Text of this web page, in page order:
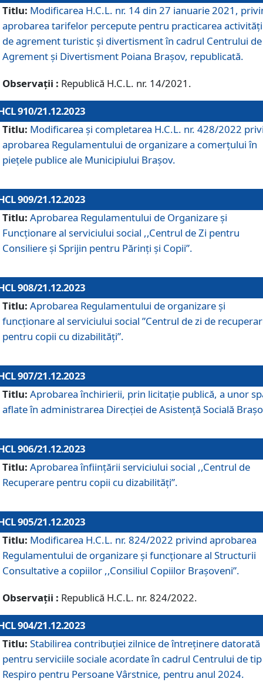
Titlu: Modificarea H.C.L. nr. 14 din 27 ianuarie 2021,
aprobarea tarifelor percepute pentru practicarea
de agrement turistic și divertisment în cadrul Centrului de
Agrement și Divertisment Poiana Brașov, republicată.
Observații : Republică H.C.L. nr. 14/2021.
910/21.12.2023
Titlu: Modificarea și completarea H.C.L. nr. 428/2022
aprobarea Regulamentului de organizare a comerțului în
piețele publice ale Municipiului Braşov.
909/21.12.2023
Titlu: Aprobarea Regulamentului de Organizare și
Funcționare al serviciului social ,,Centrul de Zi pentru
Consiliere şi Sprijin pentru Părinţi şi Copii”.
908/21.12.2023
Titlu: Aprobarea Regulamentului de organizare şi
funcţionare al serviciului social ”Centrul de zi de
pentru copii cu dizabilități”.
907/21.12.2023
Titlu: Aprobarea închirierii, prin licitație publică, a unor
aflate în administrarea Direcției de Asistență Socială
906/21.12.2023
Titlu: Aprobarea înființării serviciului social ,,Centrul de
Recuperare pentru copii cu dizabilități”.
905/21.12.2023
Titlu: Modificarea H.C.L. nr. 824/2022 privind aprobarea
Regulamentului de organizare şi funcţionare al Structurii
Consultative a copiilor ,,Consiliul Copiilor Braşoveni”.
Observații : Republică H.C.L. nr. 824/2022.
904/21.12.2023
Titlu: Stabilirea contribuţiei zilnice de întreținere datorată
pentru serviciile sociale acordate în cadrul Centrului de tip
Respiro pentru Persoane Vârstnice, pentru anul 2024.